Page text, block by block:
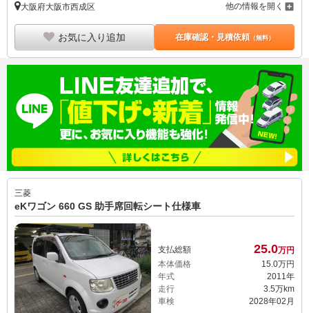
大阪府大阪市西成区 他の情報を開く
お気に入り追加 在庫確認・見積依頼（無料）
三菱
eKワゴン 660 GS 助手席回転シート仕様車
支払総額 25.0万円
本体価格
15. 0万円
年式
2011年
走行
3.5万km
車検
2028年02月